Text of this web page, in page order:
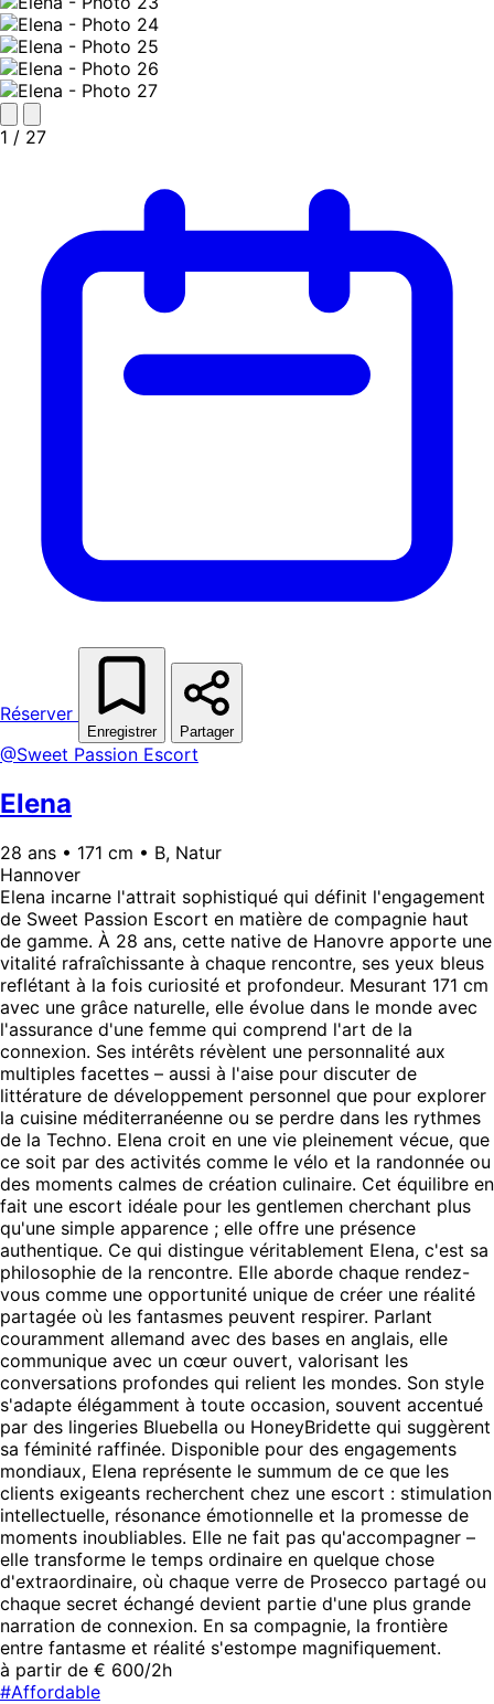
1 / 27
Réserver
Enregistrer Partager
@Sweet Passion Escort
Elena
28 ans • 171 cm • B, Natur
Hannover
Elena incarne l'attrait sophistiqué qui définit l'engagement
de Sweet Passion Escort en matière de compagnie haut
de gamme. À 28 ans, cette native de Hanovre apporte une
vitalité rafraîchissante à chaque rencontre, ses yeux bleus
reflétant à la fois curiosité et profondeur. Mesurant 171 cm
avec une grâce naturelle, elle évolue dans le monde avec
l'assurance d'une femme qui comprend l'art de la
connexion. Ses intérêts révèlent une personnalité aux
multiples facettes – aussi à l'aise pour discuter de
littérature de développement personnel que pour explorer
la cuisine méditerranéenne ou se perdre dans les rythmes
de la Techno. Elena croit en une vie pleinement vécue, que
ce soit par des activités comme le vélo et la randonnée ou
des moments calmes de création culinaire. Cet équilibre en
fait une escort idéale pour les gentlemen cherchant plus
qu'une simple apparence ; elle offre une présence
authentique. Ce qui distingue véritablement Elena, c'est sa
philosophie de la rencontre. Elle aborde chaque rendez-
vous comme une opportunité unique de créer une réalité
partagée où les fantasmes peuvent respirer. Parlant
couramment allemand avec des bases en anglais, elle
communique avec un cœur ouvert, valorisant les
conversations profondes qui relient les mondes. Son style
s'adapte élégamment à toute occasion, souvent accentué
par des lingeries Bluebella ou HoneyBridette qui suggèrent
sa féminité raffinée. Disponible pour des engagements
mondiaux, Elena représente le summum de ce que les
clients exigeants recherchent chez une escort : stimulation
intellectuelle, résonance émotionnelle et la promesse de
moments inoubliables. Elle ne fait pas qu'accompagner –
elle transforme le temps ordinaire en quelque chose
d'extraordinaire, où chaque verre de Prosecco partagé ou
chaque secret échangé devient partie d'une plus grande
narration de connexion. En sa compagnie, la frontière
entre fantasme et réalité s'estompe magnifiquement.
à partir de € 600/2h
#Affordable